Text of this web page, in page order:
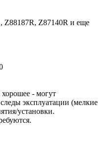
Z88187R, Z87140R и еще
- могут
эксплуатации (мелкие
установки.